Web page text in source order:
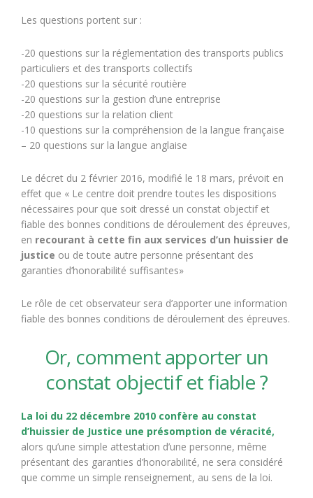
Les questions portent sur :
-20 questions sur la réglementation des transports publics
particuliers et des transports collectifs
-20 questions sur la sécurité routière
-20 questions sur la gestion d’une entreprise
-20 questions sur la relation client
-10 questions sur la compréhension de la langue française
– 20 questions sur la langue anglaise
Le décret du 2 février 2016, modifié le 18 mars, prévoit en
effet que « Le centre doit prendre toutes les dispositions
nécessaires pour que soit dressé un constat objectif et
fiable des bonnes conditions de déroulement des épreuves,
en recourant à cette fin aux services d’un huissier de
justice ou de toute autre personne présentant des
garanties d’honorabilité suffisantes»
Le rôle de cet observateur sera d’apporter une information
fiable des bonnes conditions de déroulement des épreuves.
Or, comment apporter un
constat objectif et fiable ?
La loi du 22 décembre 2010 confère au constat
d’huissier de Justice une présomption de véracité,
alors qu’une simple attestation d’une personne, même
présentant des garanties d’honorabilité, ne sera considéré
que comme un simple renseignement, au sens de la loi.